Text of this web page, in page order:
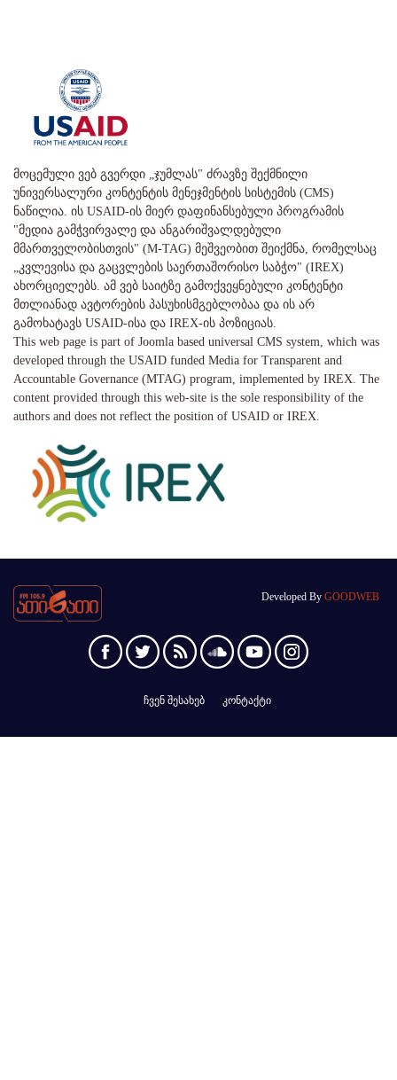
მოცემული ვებ გვერდი „ჯუმლას" ძრავზე შექმნილი
უნივერსალური კონტენტის მენეჯმენტის სისტემის (CMS)
ნაწილია. ის USAID-ის მიერ დაფინანსებული პროგრამის
"მედია გამჭვირვალე და ანგარიშვალდებული
მმართველობისთვის" (M-TAG) მეშვეობით შეიქმნა, რომელსაც
„კვლევისა და გაცვლების საერთაშორისო საბჭო" (IREX)
ახორციელებს. ამ ვებ საიტზე გამოქვეყნებული კონტენტი
მთლიანად ავტორების პასუხისმგებლობაა და ის არ
გამოხატავს USAID-ისა და IREX-ის პოზიციას.
This web page is part of Joomla based universal CMS system, which was
developed through the USAID funded Media for Transparent and
Accountable Governance (MTAG) program, implemented by IREX. The
content provided through this web-site is the sole responsibility of the
authors and does not reflect the position of USAID or IREX.
Developed By GOODWEB
ჩვენ შესახებ კონტაქტი